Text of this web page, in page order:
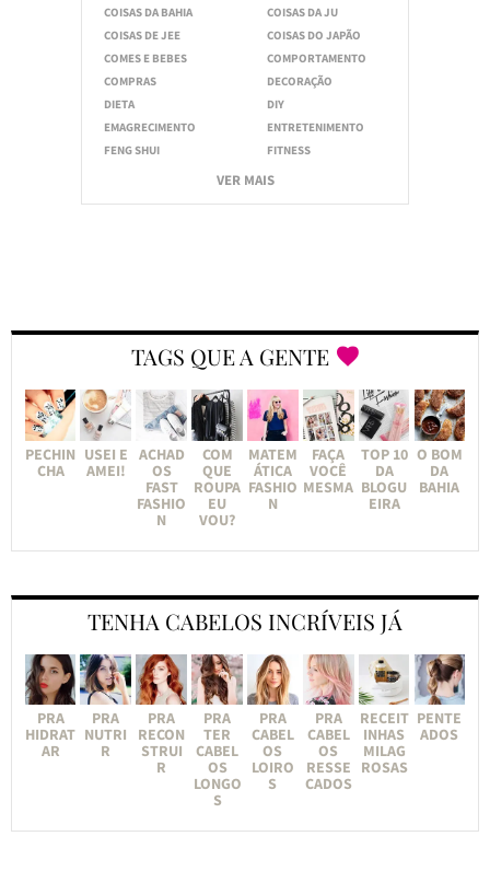
COISAS DA BAHIA
COISAS DA JU
COISAS DE JEE
COISAS DO JAPÃO
COMES E BEBES
COMPORTAMENTO
COMPRAS
DECORAÇÃO
DIETA
DIY
EMAGRECIMENTO
ENTRETENIMENTO
FENG SHUI
FITNESS
VER MAIS
TAGS QUE A GENTE
PECHIN
CHA
USEI E
AMEI!
ACHAD
OS
FAST
FASHIO
N
COM
QUE
ROUPA
EU
VOU?
MATEM
ÁTICA
FASHIO
N
FAÇA
VOCÊ
MESMA
TOP 10
DA
BLOGU
EIRA
O BOM
DA
BAHIA
TENHA CABELOS INCRÍVEIS JÁ
PRA
HIDRAT
AR
PRA
NUTRI
R
PRA
RECON
STRUI
R
PRA
TER
CABEL
OS
LONGO
S
PRA
CABEL
OS
LOIRO
S
PRA
CABEL
OS
RESSE
CADOS
RECEIT
INHAS
MILAG
ROSAS
PENTE
ADOS